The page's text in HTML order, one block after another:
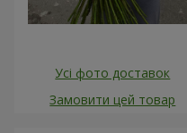
Усі фото доставок
Замовити цей товар